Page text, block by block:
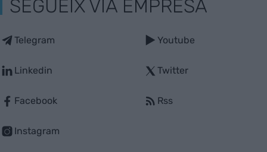
SEGUEIX VIA EMPRESA
Telegram
Linkedin
Facebook
Instagram
Youtube
Twitter
Rss